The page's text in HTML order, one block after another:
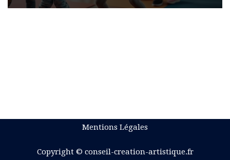
Mentions Légales
Copyright © conseil-creation-artistique.fr